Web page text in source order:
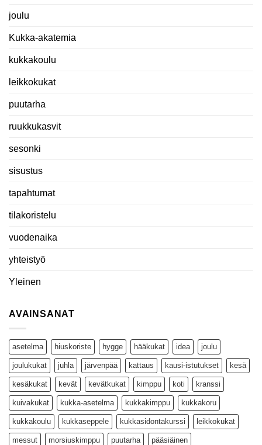
joulu
Kukka-akatemia
kukkakoulu
leikkokukat
puutarha
ruukkukasvit
sesonki
sisustus
tapahtumat
tilakoristelu
vuodenaika
yhteistyö
Yleinen
AVAINSANAT
asetelma hiuskoriste hygge hääkukat idea joulu
joulukukat juhla järvenpää kattaus kausi-istutukset kesä
kesäkukat kevät kevätkukat kimppu koti kranssi
kuivakukat kukka-asetelma kukkakimppu kukkakoru
kukkakoulu kukkaseppele kukkasidontakurssi leikkokukat
messut morsiuskimppu puutarha pääsiäinen